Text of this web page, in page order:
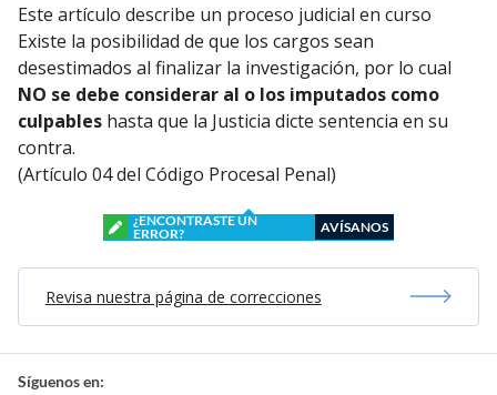
Este artículo describe un proceso judicial en curso
Existe la posibilidad de que los cargos sean
desestimados al finalizar la investigación, por lo cual
NO se debe considerar al o los imputados como
culpables hasta que la Justicia dicte sentencia en su
contra.
(Artículo 04 del Código Procesal Penal)
¿ENCONTRASTE UN
ERROR?
AVÍSANOS
Revisa nuestra página de correcciones
Síguenos en: